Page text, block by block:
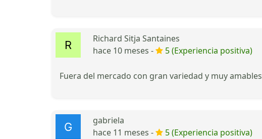
Richard Sitja Santaines
hace 10 meses -
5 (Experiencia positiva)
Fuera del mercado con gran variedad y muy amables
gabriela
hace 11 meses -
5 (Experiencia positiva)